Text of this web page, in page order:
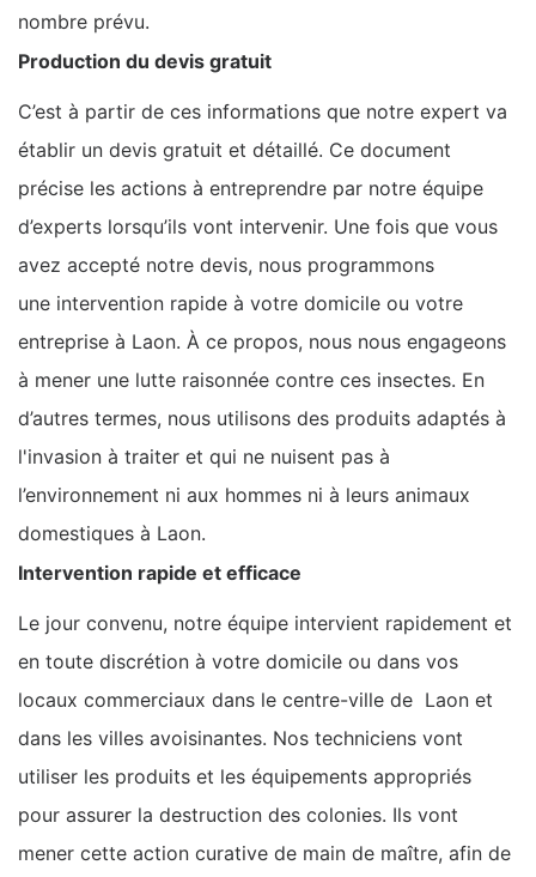
nombre prévu.
Production du devis gratuit
C’est à partir de ces informations que notre expert va
établir un devis gratuit et détaillé. Ce document
précise les actions à entreprendre par notre équipe
d’experts lorsqu’ils vont intervenir. Une fois que vous
avez accepté notre devis, nous programmons
une intervention rapide à votre domicile ou votre
entreprise à Laon. À ce propos, nous nous engageons
à mener une lutte raisonnée contre ces insectes. En
d’autres termes, nous utilisons des produits adaptés à
l'invasion à traiter et qui ne nuisent pas à
l’environnement ni aux hommes ni à leurs animaux
domestiques à Laon.
Intervention rapide et efficace
Le jour convenu, notre équipe intervient rapidement et
en toute discrétion à votre domicile ou dans vos
locaux commerciaux dans le centre-ville de Laon et
dans les villes avoisinantes. Nos techniciens vont
utiliser les produits et les équipements appropriés
pour assurer la destruction des colonies. Ils vont
mener cette action curative de main de maître, afin de